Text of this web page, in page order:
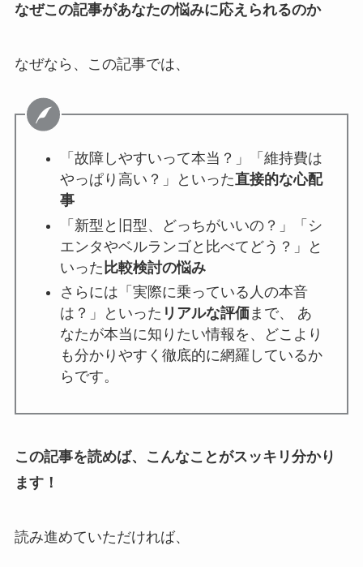
なぜこの記事があなたの悩みに応えられるのか
なぜなら、この記事では、
「故障しやすいって本当？」「維持費は
やっぱり高い？」といった直接的な心配
事
「新型と旧型、どっちがいいの？」「シ
エンタやベルランゴと比べてどう？」と
いった 比較検討の悩み
さらには「実際に乗っている人の本音
は？」といった リアルな評価まで、 あ
なたが本当に知りたい情報を、どこより
も分かりやすく徹底的に網羅しているか
らです。
この記事を読めば、こんなことがスッキリ分かり
ます！
読み進めていただければ、